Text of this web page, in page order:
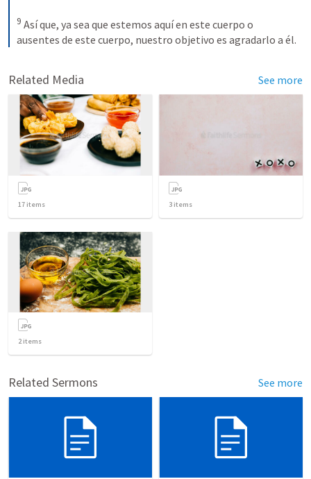
9 Así que, ya sea que estemos aquí en este cuerpo o
ausentes de este cuerpo, nuestro objetivo es agradarlo a él.
Related Media See more
17 items 3 items
2items
Related Sermons See more